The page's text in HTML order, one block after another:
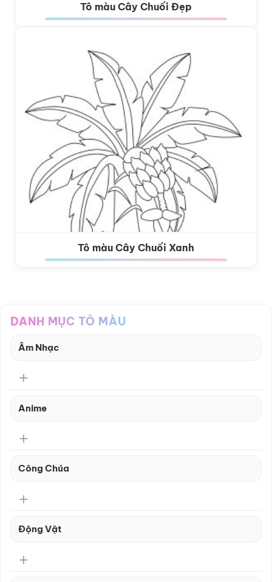
Tô màu Cây Chuối Đẹp
Tô màu Cây Chuối Xanh
DANH MỤC TÔ MÀU
Âm Nhạc
Anime
Công Chúa
Động Vật